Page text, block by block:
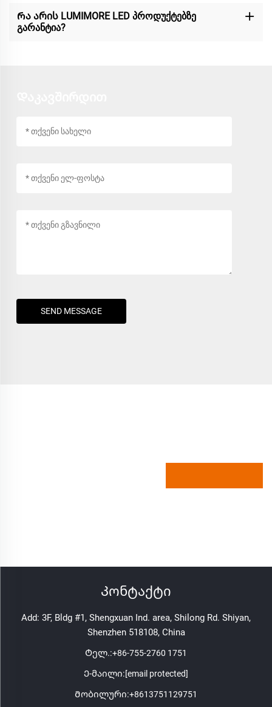
Რა არის LUMIMORE LED პროდუქტებზე
გარანტია?
SEND MESSAGE
Კონტაქტი
Add: 3F, Bldg #1, Shengxuan Ind. area, Shilong Rd. Shiyan,
Shenzhen 518108, China
Ტელ.:+86-755-2760 1751
Ე-მაილი:[email protected]
Მობილური:+8613751129751